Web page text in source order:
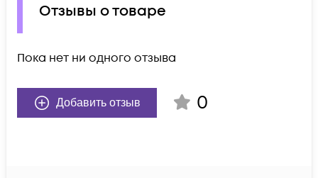
Отзывы о товаре
Пока нет ни одного отзыва
Добавить отзыв 0